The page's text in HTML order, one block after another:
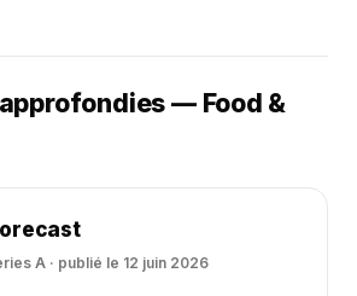
— Food &
A · publié le 12 juin 2026